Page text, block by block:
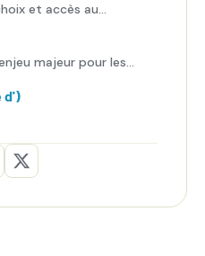
et accès au
majeur pour les
internes, qui sont en
du système de
d')